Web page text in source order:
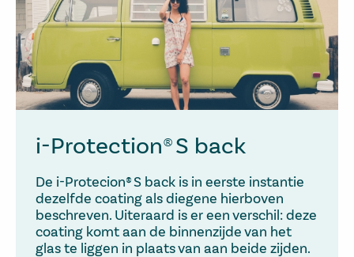
i-Protection® S back
De i-Protecion® S back is in eerste instantie
dezelfde coating als diegene hierboven
beschreven. Uiteraard is er een verschil: deze
coating komt aan de binnenzijde van het
glas te liggen in plaats van aan beide zijden.